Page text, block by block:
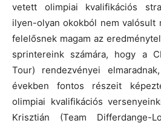
vetett olimpiai kvalifikációs
ilyen-olyan okokból nem valósult
felelősnek magam az
sprintereink számára, hogy a
Tour) rendezvényei
években fontos részeit
olimpiai kvalifikációs
Krisztián (Team